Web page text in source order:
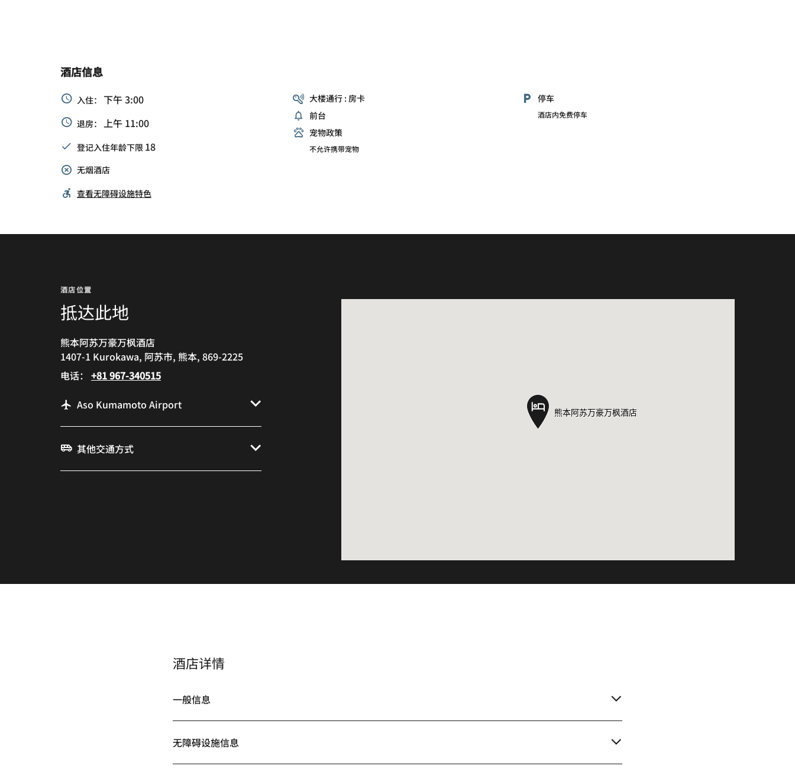
酒店信息
入住： 下午 3:00
退房： 上午 11:00
登记入住年龄下限 18
无烟酒店
查看无障碍设施特色
大楼通行 : 房卡
前台
宠物政策
不允许携带宠物
停车
酒店内免费停车
酒店位置
抵达此地
熊本阿苏万豪万枫酒店
1407-1 Kurokawa, 阿苏市, 熊本, 869-2225
电话： +81 967-340515
Aso Kumamoto Airport
其他交通方式
熊本阿苏万豪万枫酒店
熊本阿苏万豪万枫酒店
酒店详情
一般信息
无障碍设施信息